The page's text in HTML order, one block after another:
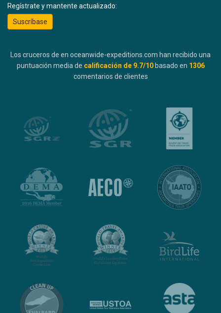
Regístrate y mantente actualizado:
Suscríbase
Los cruceros de en oceanwide-expeditions.com han recibido una
puntuación media de calificación de 9.7/10 basado en 1306
comentarios de clientes